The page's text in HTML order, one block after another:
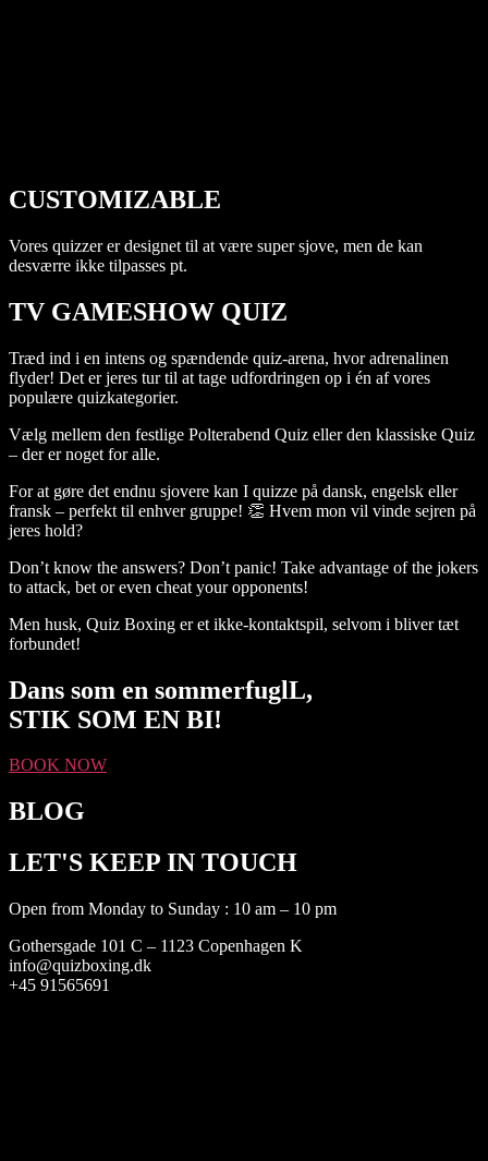
CUSTOMIZABLE
Vores quizzer er designet til at være super sjove, men de kan
desværre ikke tilpasses pt.
TV GAMESHOW QUIZ
Træd ind i en intens og spændende quiz-arena, hvor adrenalinen
flyder! Det er jeres tur til at tage udfordringen op i én af vores
populære quizkategorier.
Vælg mellem den festlige Polterabend Quiz eller den klassiske Quiz
– der er noget for alle.
For at gøre det endnu sjovere kan I quizze på dansk, engelsk eller
fransk – perfekt til enhver gruppe! 👏 Hvem mon vil vinde sejren på
jeres hold?
Don’t know the answers? Don’t panic! Take advantage of the jokers
to attack, bet or even cheat your opponents!
Men husk, Quiz Boxing er et ikke-kontaktspil, selvom i bliver tæt
forbundet!
Dans som en sommerfuglL,
STIK SOM EN BI!
BOOK NOW
BLOG
LET'S KEEP IN TOUCH
Open from Monday to Sunday : 10 am – 10 pm
Gothersgade 101 C – 1123 Copenhagen K
info@quizboxing.dk
+45 91565691